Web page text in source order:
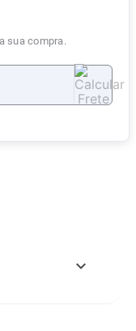
sua compra.